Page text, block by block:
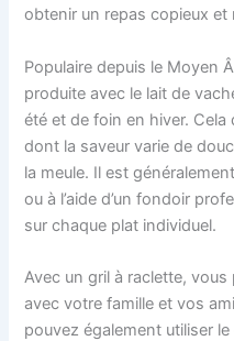
obtenir un repas copieux et
Populaire depuis le Moyen
produite avec le lait de
été et de foin en hiver.
dont la saveur varie de
la meule. Il est
ou à l’aide d’un fondoir
sur chaque plat individuel.
Avec un gril à raclette,
avec votre famille et vos
pouvez également utiliser